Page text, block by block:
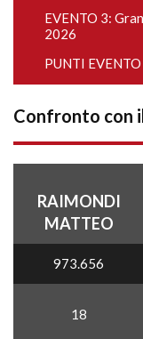
EVENTO 3:
2026
PUNTI
Confronto con
RAIMONDI
MATTEO
973.656
18